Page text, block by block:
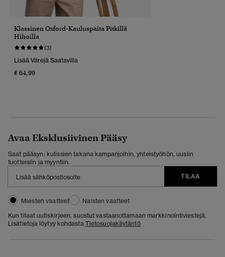
Klassinen Oxford-Kauluspaita Pitkillä
Hihoilla
(3)
Lisää Värejä Saatavilla
€ 64,99
Avaa Eksklusiivinen Pääsy
Saat pääsyn: kulissien takana kampanjoihin, yhteistyöhön, uusiin
tuotteisiin ja myyntiin.
TILAA
Miesten vaatteet
Naisten vaatteet
Kun tilaat uutiskirjeen, suostut vastaanottamaan markkinointiviestejä.
Lisätietoja löytyy kohdasta Tietosuojakäytäntö